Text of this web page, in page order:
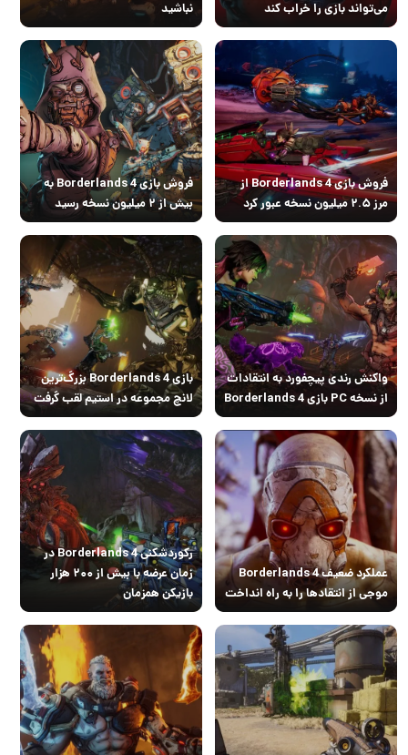
می‌تواند بازی را خراب کند
نباشید
فروش بازی Borderlands 4 از
مرز ۲.۵ میلیون نسخه عبور کرد
فروش بازی Borderlands 4 به
بیش از ۲ میلیون نسخه رسید
واکنش رندی پیچفورد به انتقادات
از نسخه PC بازی Borderlands 4
بازی Borderlands 4 بزرگ‌ترین
لانچ مجموعه در استیم لقب گرفت
عملکرد ضعیف Borderlands 4
موجی از انتقادها را به راه انداخت
رکوردشکنی Borderlands 4 در
زمان عرضه با بیش از ۲۰۰ هزار
بازیکن همزمان